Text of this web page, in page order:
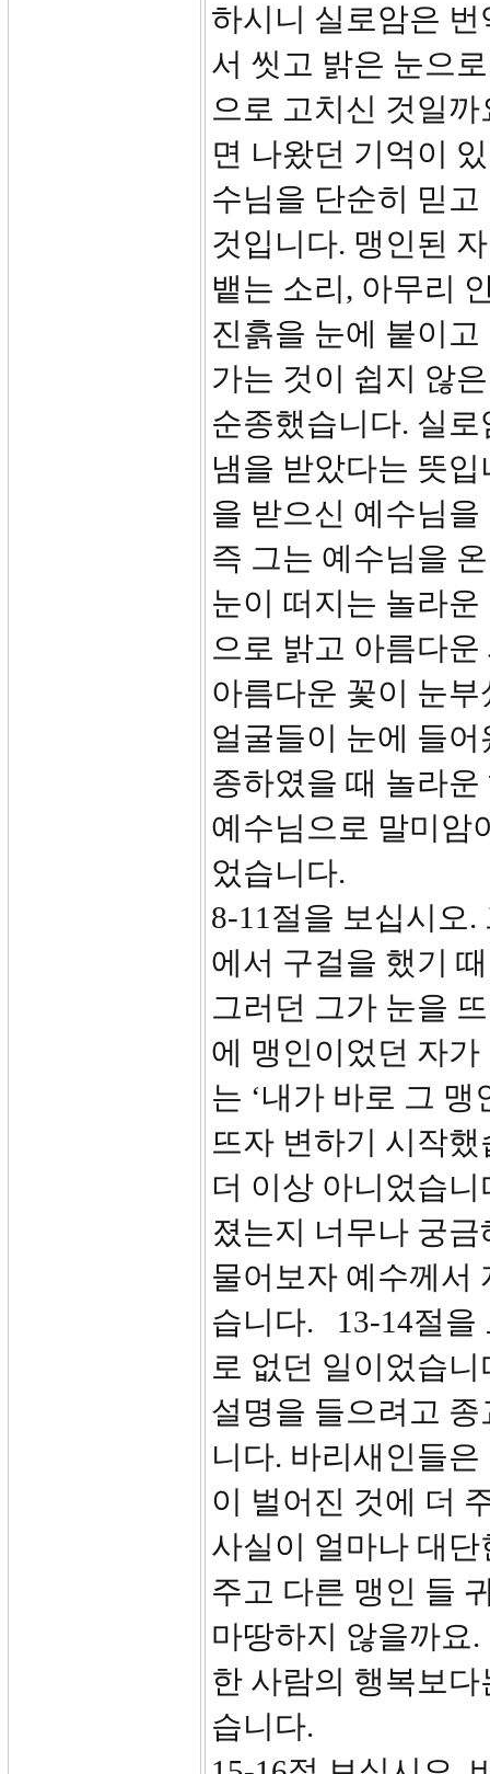
하시니 실로암은
서 씻고 밝은 눈으
으로 고치신 것일
면 나왔던 기억이
수님을 단순히 믿
것입니다. 맹인된
뱉는 소리, 아무리
진흙을 눈에 붙이
가는 것이 쉽지 않
순종했습니다. 실
냄을 받았다는 뜻
을 받으신 예수님
즉 그는 예수님을
눈이 떠지는 놀라
으로 밝고 아름다
아름다운 꽃이 눈
얼굴들이 눈에 들
종하였을 때 놀라
예수님으로 말미암
었습니다.
8-11절을 보십시오
에서 구걸을 했기
그러던 그가 눈을
에 맹인이었던 자
는 ‘내가 바로 그
뜨자 변하기 시작
더 이상 아니었습
졌는지 너무나 궁
물어보자 예수께서
습니다. 13-14절을
로 없던 일이었습
설명을 들으려고
니다. 바리새인들
이 벌어진 것에 더
사실이 얼마나 대
주고 다른 맹인 들
마땅하지 않을까요
한 사람의 행복보
습니다.